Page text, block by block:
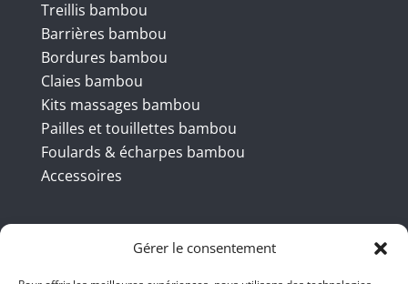
Gérer le consentement
Treillis bambou
Barrières bambou
Bordures bambou
Claies bambou
Kits massages bambou
Pailles et touillettes bambou
Foulards & écharpes bambou
Accessoires
Coordonnées